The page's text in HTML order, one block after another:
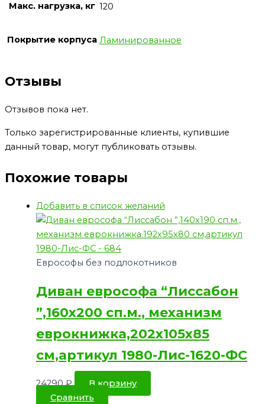
Макс. нагрузка, кг 120
Покрытие корпуса Ламинированное
Отзывы
Отзывов пока нет.
Только зарегистрированные клиенты, купившие
данный товар, могут публиковать отзывы.
Похожие товары
Добавить в список желаний
Еврософы без подлокотников
Диван еврософа “Лиссабон
”,160х200 сп.м., механизм
еврокнижка,202х105х85
см,артикул 1980-Лис-1620-ФС
24290₽
В корзину
Сравнить